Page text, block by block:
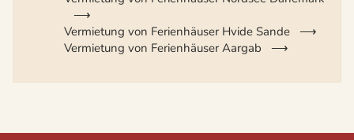
Vermietung von Ferienhäuser Hvide Sande
Vermietung von Ferienhäuser Aargab